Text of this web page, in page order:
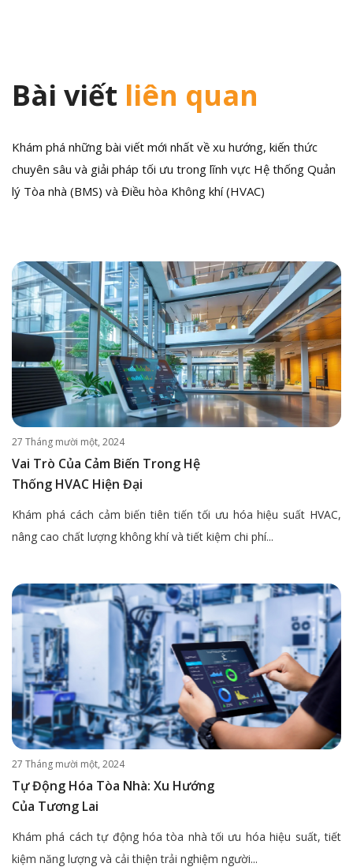
Bài viết liên quan
Khám phá những bài viết mới nhất về xu hướng, kiến thức
chuyên sâu và giải pháp tối ưu trong lĩnh vực Hệ thống Quản
lý Tòa nhà (BMS) và Điều hòa Không khí (HVAC)
27 Tháng mười một, 2024
Vai Trò Của Cảm Biến Trong Hệ
Thống HVAC Hiện Đại
Khám phá cách cảm biến tiên tiến tối ưu hóa hiệu suất HVAC,
nâng cao chất lượng không khí và tiết kiệm chi phí...
27 Tháng mười một, 2024
Tự Động Hóa Tòa Nhà: Xu Hướng
Của Tương Lai
Khám phá cách tự động hóa tòa nhà tối ưu hóa hiệu suất, tiết
kiệm năng lượng và cải thiện trải nghiệm người...